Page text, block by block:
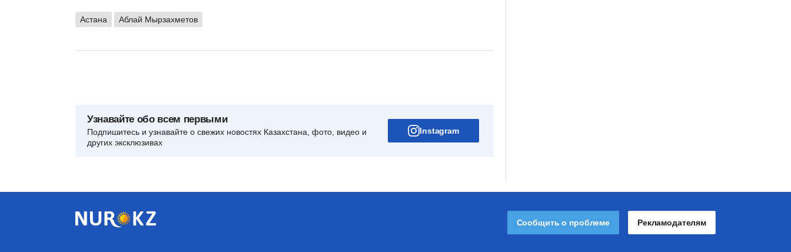
Астана Аблай Мырзахметов
Узнавайте обо всем первыми
Подпишитесь и узнавайте о свежих новостях Казахстана, фото, видео и
других эксклюзивах
Instagram
Сообщить о проблеме Рекламодателям